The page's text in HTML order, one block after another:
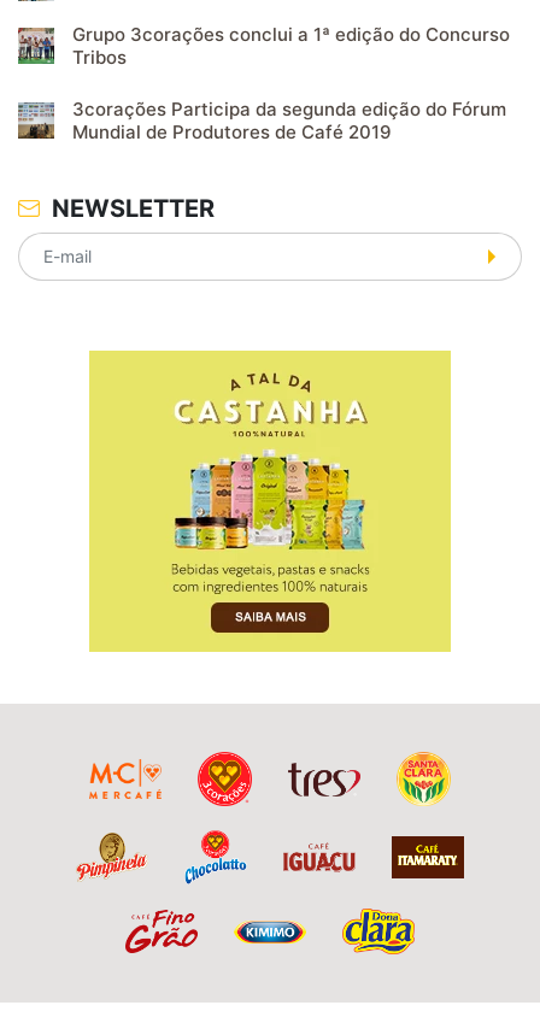
Grupo 3corações conclui a 1ª edição do Concurso
Tribos
3corações Participa da segunda edição do Fórum
Mundial de Produtores de Café 2019
NEWSLETTER